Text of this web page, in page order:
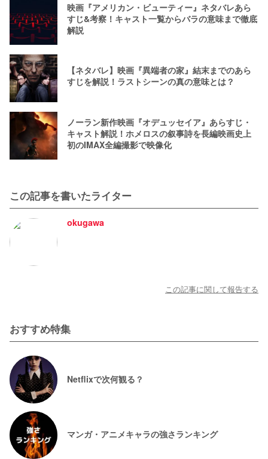
映画『アメリカン・ビューティー』ネタバレあら
すじ&考察！キャスト一覧からバラの意味まで徹底
解説
【ネタバレ】映画『異端者の家』結末までのあら
すじを解説！ラストシーンの真の意味とは？
ノーラン新作映画『オデュッセイア』あらすじ・
キャスト解説！ホメロスの叙事詩を長編映画史上
初のIMAX全編撮影で映像化
この記事を書いたライター
okugawa
この記事に関して報告する
おすすめ特集
Netflixで次何観る？
マンガ・アニメキャラの強さランキング